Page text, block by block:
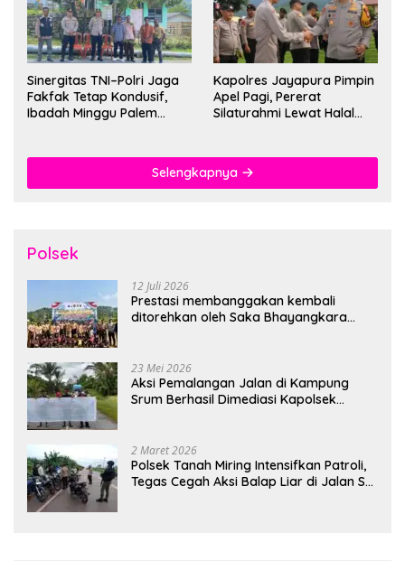
Sinergitas TNI–Polri Jaga
Fakfak Tetap Kondusif,
Ibadah Minggu Palem
Kapolres Jayapura Pimpin
Apel Pagi, Pererat
Silaturahmi Lewat Halal
Selengkapnya
Polsek
12 Juli 2026
Prestasi membanggakan kembali
ditorehkan oleh Saka Bhayangkara
23 Mei 2026
Aksi Pemalangan Jalan di Kampung
Srum Berhasil Dimediasi Kapolsek
2 Maret 2026
Polsek Tanah Miring Intensifkan Patroli,
Tegas Cegah Aksi Balap Liar di Jalan SP